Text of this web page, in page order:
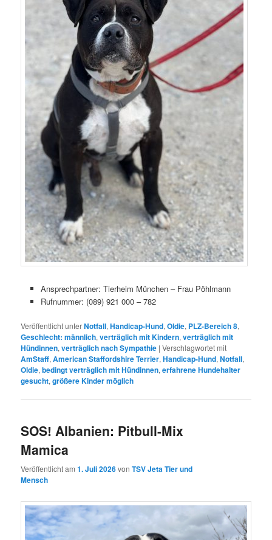
Ansprechpartner: Tierheim München – Frau Pöhlmann
Rufnummer: (089) 921 000 – 782
Veröffentlicht unterNotfall,Handicap-Hund,Oldie, PLZ-Bereich 8,
Geschlecht: männlich,verträglich mit Kindern,verträglich mit
Hündinnen,verträglich nach Sympathie |Verschlagwortet mit
AmStaff,American Staffordshire Terrier,Handicap-Hund,Notfall,
Oldie,bedingt verträglich mit Hündinnen,erfahrene Hundehalter
gesucht,größere Kinder möglich
SOS! Albanien: Pitbull-Mix
Mamica
Veröffentlicht am1. Juli 2026vonTSV Jeta Tier und
Mensch